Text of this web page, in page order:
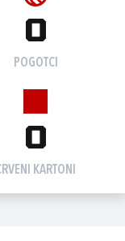
0
POGOTCI
0
KARTONI